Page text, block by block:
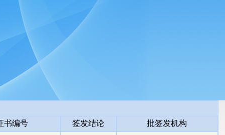
书编号 签发结论 批签发机构